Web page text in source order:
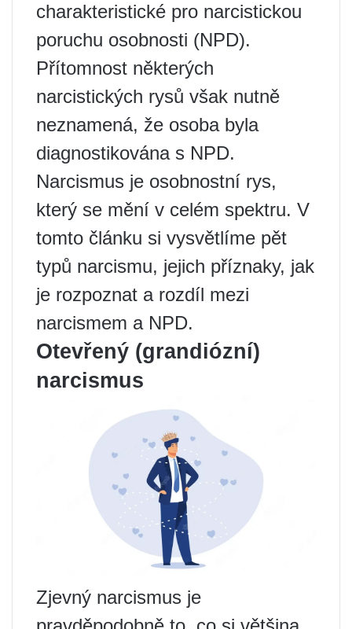
charakteristické pro narcistickou
poruchu osobnosti (NPD).
Přítomnost některých
narcistických rysů však nutně
neznamená, že osoba byla
diagnostikována s NPD.
Narcismus je osobnostní rys,
který se mění v celém spektru. V
tomto článku si vysvětlíme pět
typů narcismu, jejich příznaky, jak
je rozpoznat a rozdíl mezi
narcismem a NPD.
Otevřený (grandiózní)
narcismus
Zjevný narcismus je